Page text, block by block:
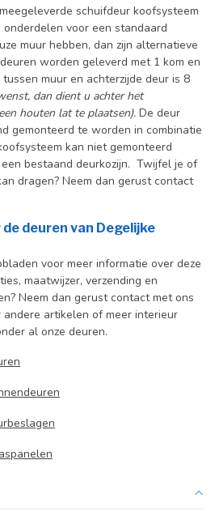
schuifdeur koofsysteem
voor een standaard
muur hebben, dan zijn alternatieve
worden geleverd met 1 kom en
muur en achterzijde deur is 8
dan dient u achter het
houten lat te plaatsen). De deur
gemonteerd te worden in combinatie
kan niet gemonteerd
bestaand deurkozijn. Twijfel je of
dragen? Neem dan gerust contact
deuren van Degelijke
voor meer informatie over deze
maatwijzer, verzending en
Neem dan gerust contact met ons
andere artikelen of meer interieur
al onze deuren.